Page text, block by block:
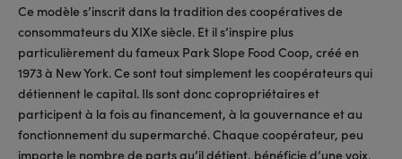
Ce modèle s’inscrit dans la tradition des coopératives de
consommateurs du XIXe siècle. Et il s’inspire plus
particulièrement du fameux Park Slope Food Coop, créé en
1973 à New York. Ce sont tout simplement les coopérateurs qui
détiennent le capital. Ils sont donc copropriétaires et
participent à la fois au financement, à la gouvernance et au
fonctionnement du supermarché. Chaque coopérateur, peu
importe le nombre de parts qu’il détient, bénéficie d’une voix.